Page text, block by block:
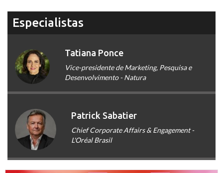
Especialistas
Tatiana Ponce
Vice-presidente de Marketing, Pesquisa e
Desenvolvimento - Natura
Patrick Sabatier
Chief Corporate Affairs & Engagement -
L'Oréal Brasil